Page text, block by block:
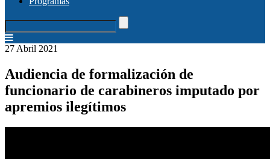
27 Abril 2021
Audiencia de formalización de
funcionario de carabineros imputado por
apremios ilegítimos